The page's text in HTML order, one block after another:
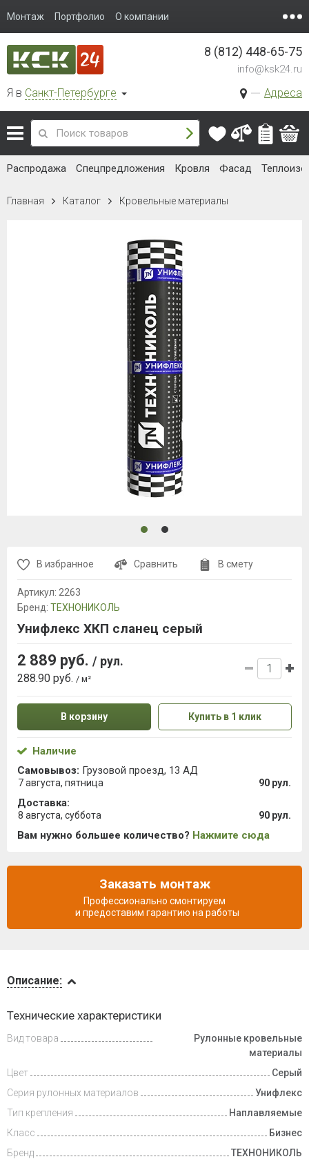
Монтаж Портфолио О компании
Я в Санкт-Петербурге Адреса
8 (812) 448-65-75
info@ksk24.ru
Распродажа Спецпредложения Кровля Фасад
Главная Каталог Кровельные материалы
и оплата
Описание:
Технические характеристики
Вид товара
Рулонные кровельные
материалы
Цвет
Серый
Серия рулонных материалов
Унифлекс
Тип крепления
Наплавляемые
Класс
Бизнес
Бренд
ТЕХНОНИКОЛЬ
В избранное Сравнить В смету
Артикул: 2263
Бренд: ТЕХНОНИКОЛЬ
Унифлекс ХКП сланец серый
2 889 руб. / рул.
288.90 руб. / м²
В корзину Купить в 1 клик
Наличие
Самовывоз: Грузовой проезд, 13 АД
7 августа, пятница 90 рул.
Доставка:
8 августа, суббота 90 рул.
Вам нужно большее количество? Нажмите сюда
Заказать монтаж
Профессионально смонтируем
и предоставим гарантию на работы